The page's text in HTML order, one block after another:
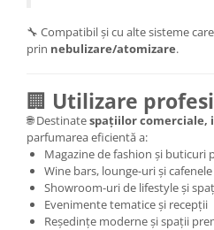
🔧 Compatibil și cu alte sisteme
prin nebulizare/atomizare.
🏢 Utilizare
🌐 Destinatespațiilor comerciale,
parfumarea eficientă a:
Magazine de fashion și buticuri
Wine bars, lounge-uri și
Showroom-uri de lifestyle și
Evenimente tematice și recepții
Reședințe moderne și spații